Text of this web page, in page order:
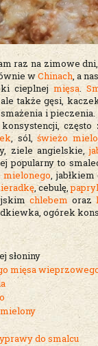
raz na zimowe
wChinach, a
cieplnej mięsa.
także gęsi,
i
konsystencji,
, sól,świeżo
ziele angielskie,
popularny to
mielonego,
, cebulę,
chlebem oraz
ogórek
słoniny
mięsa
do smalcu